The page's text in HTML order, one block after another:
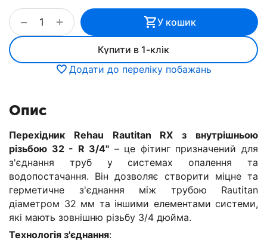
+
− У кошик
Купити в 1-клік
Додати до переліку побажань
Опис
Перехідник Rehau Rautitan RX з внутрішньою
різьбою 32 - R 3/4" – це фітинг призначений для
з'єднання труб у системах опалення та
водопостачання. Він дозволяє створити міцне та
герметичне з'єднання між трубою Rautitan
діаметром 32 мм та іншими елементами системи,
які мають зовнішню різьбу 3/4 дюйма.
Технологія з'єднання: